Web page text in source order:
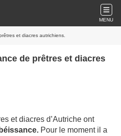
MENU
et diacres autrichiens.
de prêtres et diacres
et diacres d’Autriche ont
Pour le moment il a